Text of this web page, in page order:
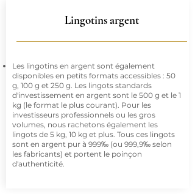
Lingotins argent
Les lingotins en argent sont également
disponibles en petits formats accessibles : 50
g, 100 g et 250 g. Les lingots standards
d'investissement en argent sont le 500 g et le 1
kg (le format le plus courant). Pour les
investisseurs professionnels ou les gros
volumes, nous rachetons également les
lingots de 5 kg, 10 kg et plus. Tous ces lingots
sont en argent pur à 999‰ (ou 999,9‰ selon
les fabricants) et portent le poinçon
d'authenticité.